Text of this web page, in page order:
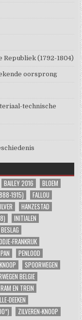
Republiek (1792-1804)
oorsprong
technische
BAILEY 2016
BLOEM
1915)
FALLOU
HANZESTAD
INITIALEN
FRANKRIJK
PAN
PENLOOD
SPOORWEGEN
BELGIE
EN TREIN
DEEKEN
ZILVEREN-KNOOP